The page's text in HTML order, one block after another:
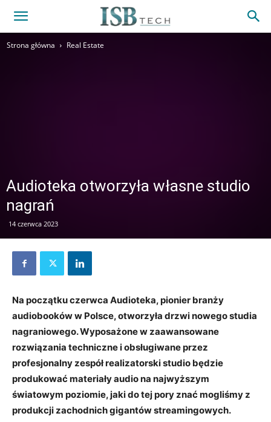
Strona główna Real Estate
Audioteka otworzyła własne studio
nagrań
14 czerwca 2023
Na początku czerwca Audioteka, pionier branży
audiobooków w Polsce, otworzyła drzwi nowego studia
nagraniowego. Wyposażone w zaawansowane
rozwiązania techniczne i obsługiwane przez
profesjonalny zespół realizatorski studio będzie
produkować materiały audio na najwyższym
światowym poziomie, jaki do tej pory znać mogliśmy z
produkcji zachodnich gigantów streamingowych.